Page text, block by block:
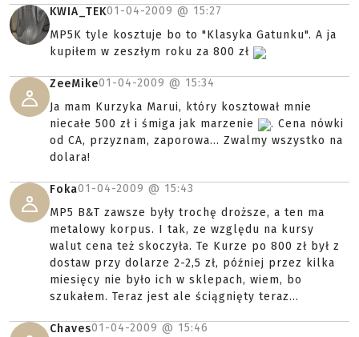
KWIA_TEK01-04-2009 @ 15:27
MP5K tyle kosztuje bo to "Klasyka Gatunku". A ja
kupiłem w zeszłym roku za 800 zł
ZeeMike01-04-2009 @ 15:34
Ja mam Kurzyka Marui, który kosztował mnie
niecałe 500 zł i śmiga jak marzenie
. Cena nówki
od CA, przyznam, zaporowa... Zwalmy wszystko na
dolara!
Foka01-04-2009 @ 15:43
MP5 B&T zawsze były trochę droższe, a ten ma
metalowy korpus. I tak, ze względu na kursy
walut cena też skoczyła. Te Kurze po 800 zł był z
dostaw przy dolarze 2-2,5 zł, później przez kilka
miesięcy nie było ich w sklepach, wiem, bo
szukałem. Teraz jest ale ściągnięty teraz...
Chaves01-04-2009 @ 15:46